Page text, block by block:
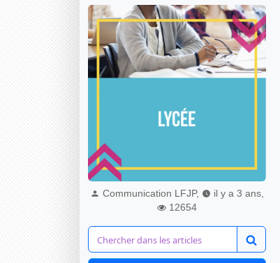
Communication LFJP,
il y a 3 ans,
12654